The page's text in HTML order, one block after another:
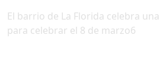
El barrio de La Florida celebra
para celebrar el 8 de marzo6